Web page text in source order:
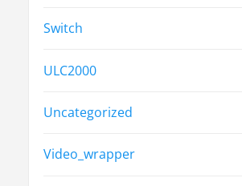
Switch
ULC2000
Uncategorized
Video_wrapper